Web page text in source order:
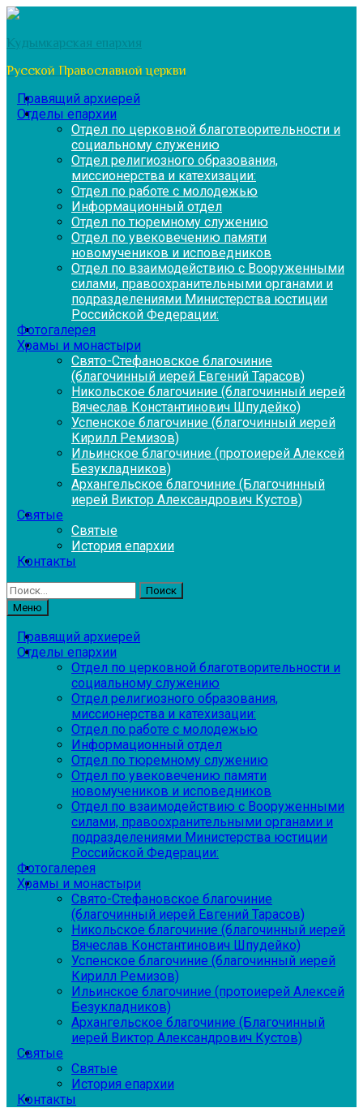
Перейти
содержимому
Кудымкарская епархия
Русской Православной церкви
Правящий архиерей
Отделы епархии
Отдел по церковной благотворительности и
социальному служению
Отдел религиозного образования,
миссионерства и катехизации:
Отдел по работе с молодежью
Информационный отдел
Отдел по тюремному служению
Отдел по увековечению памяти
новомучеников и исповедников
Отдел по взаимодействию с Вооруженными
силами, правоохранительными органами и
подразделениями Министерства юстиции
Российской Федерации:
Фотогалерея
Храмы и монастыри
Свято-Стефановское благочиние
(благочинный иерей Евгений Тарасов)
Никольское благочиние (благочинный иерей
Вячеслав Константинович Шпудейко)
Успенское благочиние (благочинный иерей
Кирилл Ремизов)
Ильинское благочиние (протоиерей Алексей
Безукладников)
Архангельское благочиние (Благочинный
иерей Виктор Александрович Кустов)
Святые
Святые
История епархии
Контакты
Найти:
Меню
Правящий архиерей
Отделы епархии
Отдел по церковной благотворительности и
социальному служению
Отдел религиозного образования,
миссионерства и катехизации:
Отдел по работе с молодежью
Информационный отдел
Отдел по тюремному служению
Отдел по увековечению памяти
новомучеников и исповедников
Отдел по взаимодействию с Вооруженными
силами, правоохранительными органами и
подразделениями Министерства юстиции
Российской Федерации:
Фотогалерея
Храмы и монастыри
Свято-Стефановское благочиние
(благочинный иерей Евгений Тарасов)
Никольское благочиние (благочинный иерей
Вячеслав Константинович Шпудейко)
Успенское благочиние (благочинный иерей
Кирилл Ремизов)
Ильинское благочиние (протоиерей Алексей
Безукладников)
Архангельское благочиние (Благочинный
иерей Виктор Александрович Кустов)
Святые
Святые
История епархии
Контакты